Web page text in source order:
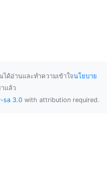
ด้อ่านและทำความเข้าใจนโยบาย
าแล้ว
sa 3.0 with attribution required.